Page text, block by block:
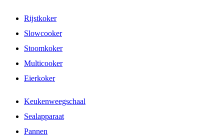
Rijstkoker
Slowcooker
Stoomkoker
Multicooker
Eierkoker
Keukenweegschaal
Sealapparaat
Pannen